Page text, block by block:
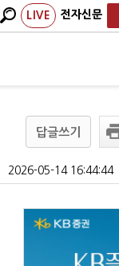
LIVE 전자신문
답글쓰기
2026-05-14 16:44:44